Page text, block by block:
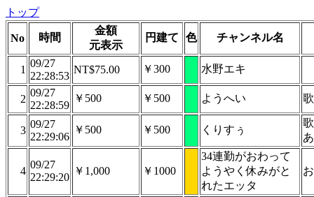
トップ
No 時間
金額
元表示
円建て 色 チャンネル名
1
09/27
22:28:53
NT$75.00 ￥300 水野エキ
2
09/27
22:28:59
￥500 ￥500 ようへい
3
09/27
22:29:06
￥500 ￥500 くりすぅ
4
09/27
22:29:20
￥1,000 ￥1000
34連勤がおわって
ようやく休みがと
れたエッタ